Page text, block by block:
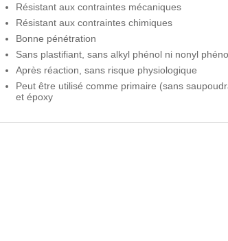
Résistant aux contraintes mécaniques
Résistant aux contraintes chimiques
Bonne pénétration
Sans plastifiant, sans alkyl phénol ni nonyl
Après réaction, sans risque physiologique
Peut être utilisé comme primaire (sans
et époxy